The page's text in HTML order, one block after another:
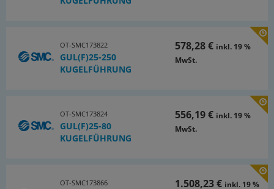
OT-SMC173822
GUL(F)25-250
KUGELFÜHRUNG
578,28 € inkl. 19 %
MwSt.
OT-SMC173824
GUL(F)25-80
KUGELFÜHRUNG
556,19 € inkl. 19 %
MwSt.
OT-SMC173866 1.508,23 € inkl. 19 %